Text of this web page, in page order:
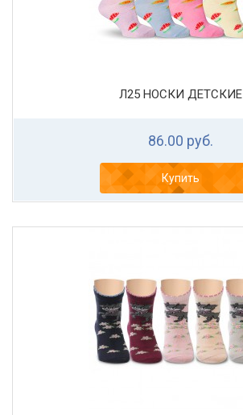
Л25 НОСКИ ДЕТСКИЕ
86.00 руб.
Купить